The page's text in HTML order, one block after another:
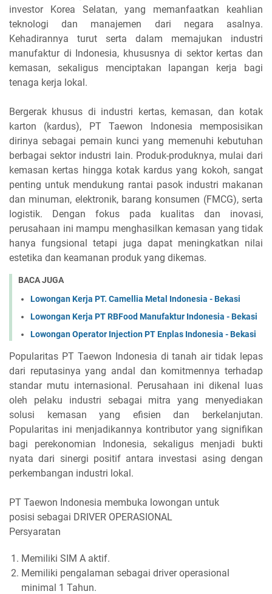
investor Korea Selatan, yang memanfaatkan keahlian
teknologi dan manajemen dari negara asalnya.
Kehadirannya turut serta dalam memajukan industri
manufaktur di Indonesia, khususnya di sektor kertas dan
kemasan, sekaligus menciptakan lapangan kerja bagi
tenaga kerja lokal.
Bergerak khusus di industri kertas, kemasan, dan kotak
karton (kardus), PT Taewon Indonesia memposisikan
dirinya sebagai pemain kunci yang memenuhi kebutuhan
berbagai sektor industri lain. Produk-produknya, mulai dari
kemasan kertas hingga kotak kardus yang kokoh, sangat
penting untuk mendukung rantai pasok industri makanan
dan minuman, elektronik, barang konsumen (FMCG), serta
logistik. Dengan fokus pada kualitas dan inovasi,
perusahaan ini mampu menghasilkan kemasan yang tidak
hanya fungsional tetapi juga dapat meningkatkan nilai
estetika dan keamanan produk yang dikemas.
BACA JUGA
Lowongan Kerja PT. Camellia Metal Indonesia - Bekasi
Lowongan Kerja PT RBFood Manufaktur Indonesia - Bekasi
Lowongan Operator Injection PT Enplas Indonesia - Bekasi
Popularitas PT Taewon Indonesia di tanah air tidak lepas
dari reputasinya yang andal dan komitmennya terhadap
standar mutu internasional. Perusahaan ini dikenal luas
oleh pelaku industri sebagai mitra yang menyediakan
solusi kemasan yang efisien dan berkelanjutan.
Popularitas ini menjadikannya kontributor yang signifikan
bagi perekonomian Indonesia, sekaligus menjadi bukti
nyata dari sinergi positif antara investasi asing dengan
perkembangan industri lokal.
PT Taewon Indonesia membuka lowongan untuk
posisi sebagai DRIVER OPERASIONAL
Persyaratan
Memiliki SIM A aktif.
Memiliki pengalaman sebagai driver operasional
minimal 1 Tahun.